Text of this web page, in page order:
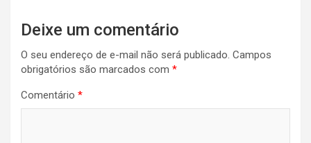
Deixe um comentário
O seu endereço de e-mail não será publicado. Campos
obrigatórios são marcados com *
Comentário *